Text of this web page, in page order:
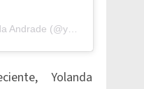
A post shared by Yolanda Andrade (@yolandaamor)
Yolanda